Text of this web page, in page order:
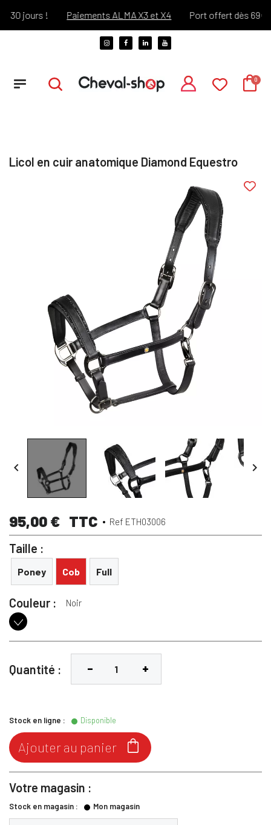
jours ! Paiements ALMA X3 et X4 Port offert dès 69€
Licol en cuir anatomique Diamond Equestro
 
95,00 € TTC Ref ETH03006
Taille :
Poney Cob Full
Couleur : Noir
Noir
Quantité :
Stock en ligne : Disponible

Ajouter au panier
Votre magasin :
Stock en magasin : Mon magasin